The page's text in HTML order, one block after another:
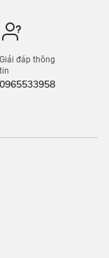
Giải đáp thông
tin
0965533958